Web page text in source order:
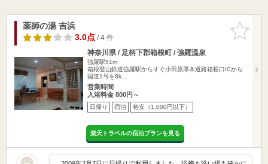
お気に入
りに追加
薬師の湯 吉浜
3.0点/ 4 件
神奈川県 / 足柄下郡箱根町 / 強羅温泉
強羅駅51m
箱根登山鉄道強羅駅からすぐ小田原厚木道路箱根口ICから
国道1号を8k…
営業時間
入浴料金 800円～
日帰り 宿泊 格安（1,000円以下）
楽天トラベルの宿泊プランを見る